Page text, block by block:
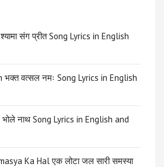
संग प्रीत Song Lyrics in English
वत्सल नमः Song Lyrics in English
नाथ Song Lyrics in English and
Ka Hal एक लोटा जल सारी समस्या